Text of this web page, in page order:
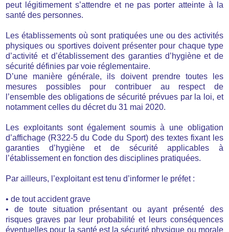
peut légitimement s’attendre et ne pas porter atteinte à la
santé des personnes.
Les établissements où sont pratiquées une ou des activités
physiques ou sportives doivent présenter pour chaque type
d’activité et d’établissement des garanties d’hygiène et de
sécurité définies par voie réglementaire.
D’une manière générale, ils doivent prendre toutes les
mesures possibles pour contribuer au respect de
l’ensemble des obligations de sécurité prévues par la loi, et
notamment celles du décret du 31 mai 2020.
Les exploitants sont également soumis à une obligation
d’affichage (R322-5 du Code du Sport) des textes fixant les
garanties d’hygiène et de sécurité applicables à
l’établissement en fonction des disciplines pratiquées.
Par ailleurs, l’exploitant est tenu d’informer le préfet :
• de tout accident grave
• de toute situation présentant ou ayant présenté des
risques graves par leur probabilité et leurs conséquences
éventuelles pour la santé est la sécurité physique ou morale